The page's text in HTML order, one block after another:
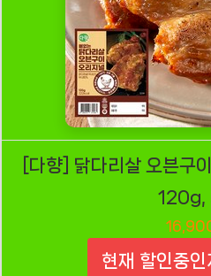
[다향] 닭다리살 오븐구
120g,
현재 할인중인